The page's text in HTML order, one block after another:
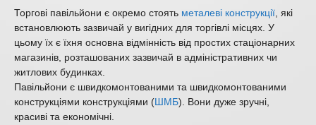
Торгові павільйони є окремо стоять металеві конструкції , які
встановлюють зазвичай у вигідних для торгівлі місцях. У
цьому їх є їхня основна відмінність від простих стаціонарних
магазинів, розташованих зазвичай в адміністративних чи
житлових будинках.
Павільйони є швидкомонтованими та швидкомонтованими
конструкціями конструкціями (ШМБ). Вони дуже зручні,
красиві та економічні.